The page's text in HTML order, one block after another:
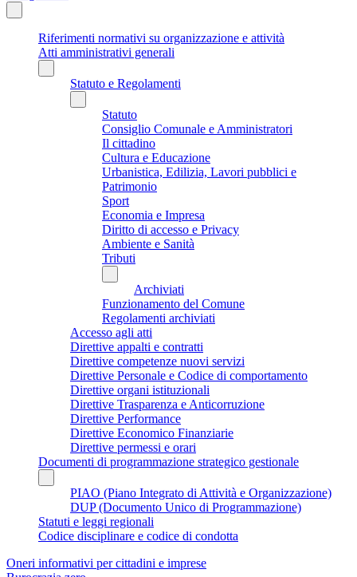
Riferimenti normativi su organizzazione e attività
Atti amministrativi generali
Statuto e Regolamenti
Statuto
Consiglio Comunale e Amministratori
Il cittadino
Cultura e Educazione
Urbanistica, Edilizia, Lavori pubblici e
Patrimonio
Sport
Economia e Impresa
Diritto di accesso e Privacy
Ambiente e Sanità
Tributi
Archiviati
Funzionamento del Comune
Regolamenti archiviati
Accesso agli atti
Direttive appalti e contratti
Direttive competenze nuovi servizi
Direttive Personale e Codice di comportamento
Direttive organi istituzionali
Direttive Trasparenza e Anticorruzione
Direttive Performance
Direttive Economico Finanziarie
Direttive permessi e orari
Documenti di programmazione strategico gestionale
PIAO (Piano Integrato di Attività e Organizzazione)
DUP (Documento Unico di Programmazione)
Statuti e leggi regionali
Codice disciplinare e codice di condotta
Oneri informativi per cittadini e imprese